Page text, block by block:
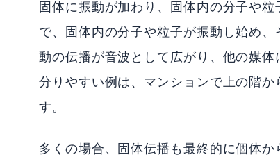
固体に振動が加わり、固体内の分子や
で、固体内の分子や粒子が振動し始め
動の伝播が音波として広がり、他の媒体
分りやすい例は、マンションで上の階
す。
多くの場合、固体伝播も最終的に個体